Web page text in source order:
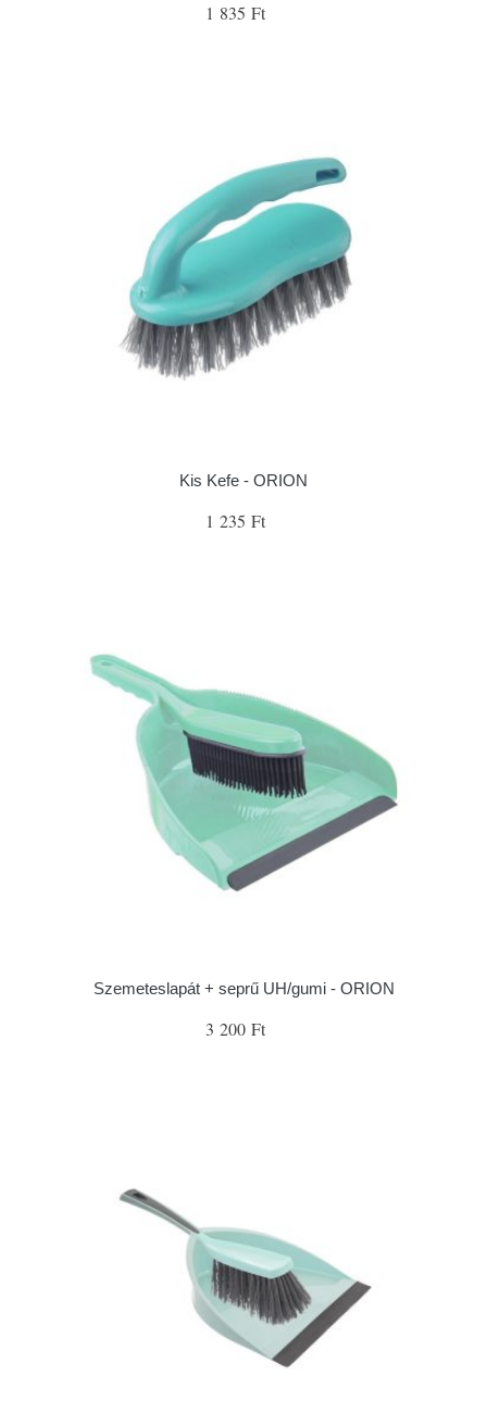
1 835 Ft
Kis Kefe - ORION
1 235 Ft
Szemeteslapát + seprű UH/gumi - ORION
3 200 Ft